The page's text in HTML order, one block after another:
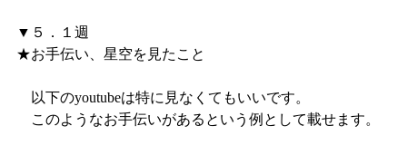
▼５．１週
★お手伝い、星空を見たこと
以下のyoutubeは特に見なくてもいいです。
このようなお手伝いがあるという例として載せます。